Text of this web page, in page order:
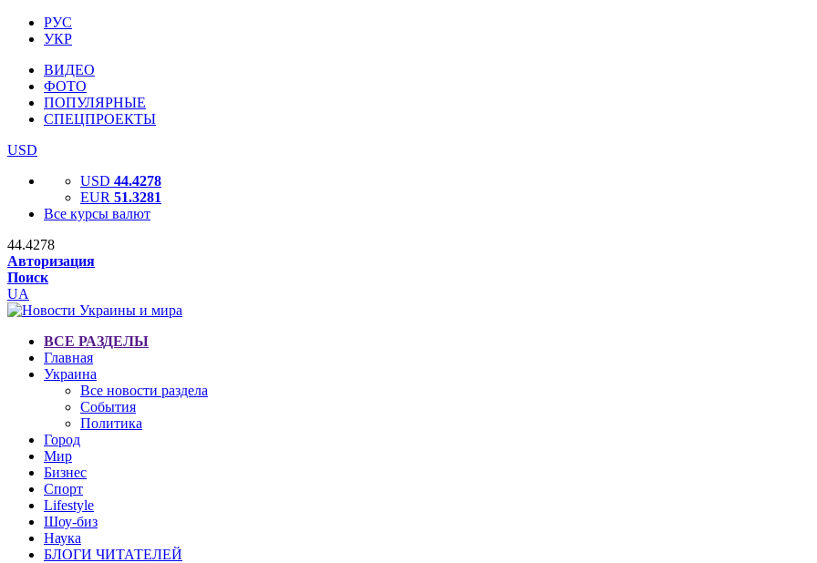
РУС
УКР
ВИДЕО
ФОТО
ПОПУЛЯРНЫЕ
СПЕЦПРОЕКТЫ
USD
USD 44.4278
EUR 51.3281
Все курсы валют
44.4278
Авторизация
Поиск
UA
ВСЕ РАЗДЕЛЫ
Главная
Украина
Все новости раздела
События
Политика
Город
Мир
Бизнес
Спорт
Lifestyle
Шоу-биз
Наука
БЛОГИ ЧИТАТЕЛЕЙ